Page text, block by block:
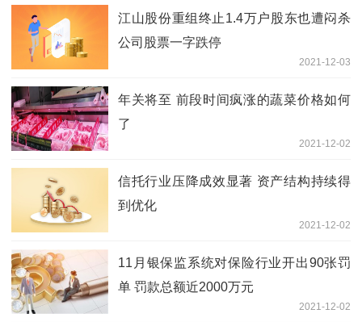
江山股份重组终止1.4万户股东也遭闷杀
公司股票一字跌停
2021-12-03
年关将至 前段时间疯涨的蔬菜价格如何
了
2021-12-02
信托行业压降成效显著 资产结构持续得
到优化
2021-12-02
11月银保监系统对保险行业开出90张罚
单 罚款总额近2000万元
2021-12-02